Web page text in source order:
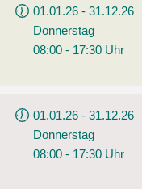
01.01.26 - 31.12.26
Donnerstag
08:00 - 17:30 Uhr
01.01.26 - 31.12.26
Donnerstag
08:00 - 17:30 Uhr